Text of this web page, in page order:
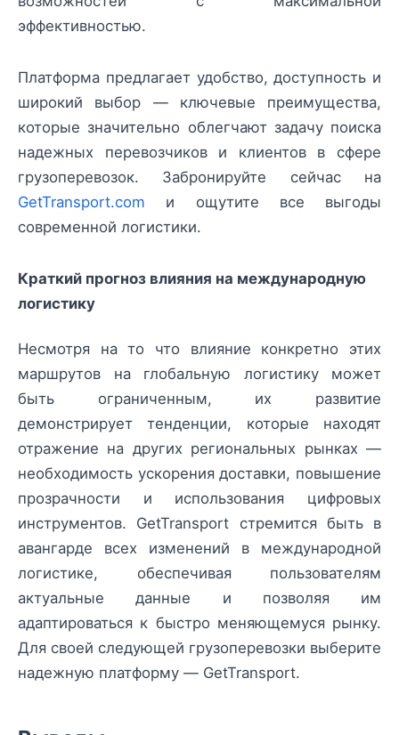
эффективностью.
Платформа предлагает удобство, доступность и
широкий выбор — ключевые преимущества,
которые значительно облегчают задачу поиска
надежных перевозчиков и клиентов в сфере
грузоперевозок. Забронируйте сейчас на
GetTransport.com и ощутите все выгоды
современной логистики.
Краткий прогноз влияния на международную
логистику
Несмотря на то что влияние конкретно этих
маршрутов на глобальную логистику может
быть ограниченным, их развитие
демонстрирует тенденции, которые находят
отражение на других региональных рынках —
необходимость ускорения доставки, повышение
прозрачности и использования цифровых
инструментов. GetTransport стремится быть в
авангарде всех изменений в международной
логистике, обеспечивая пользователям
актуальные данные и позволяя им
адаптироваться к быстро меняющемуся рынку.
Для своей следующей грузоперевозки выберите
надежную платформу — GetTransport.